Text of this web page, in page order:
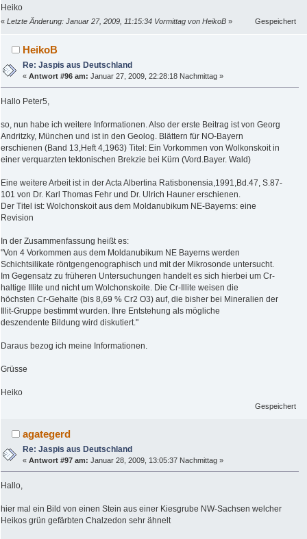
Heiko
« Letzte Änderung: Januar 27, 2009, 11:15:34 Vormittag von HeikoB » Gespeichert
HeikoB
Re: Jaspis aus Deutschland
«Antwort #96 am: Januar 27, 2009, 22:28:18 Nachmittag »
Hallo Peter5,
so, nun habe ich weitere Informationen. Also der erste Beitrag ist von Georg
Andritzky, München und ist in den Geolog. Blättern für NO-Bayern
erschienen (Band 13,Heft 4,1963) Titel: Ein Vorkommen von Wolkonskoit in
einer verquarzten tektonischen Brekzie bei Kürn (Vord.Bayer. Wald)
Eine weitere Arbeit ist in der Acta Albertina Ratisbonensia,1991,Bd.47, S.87-
101 von Dr. Karl Thomas Fehr und Dr. Ulrich Hauner erschienen.
Der Titel ist: Wolchonskoit aus dem Moldanubikum NE-Bayerns: eine
Revision
In der Zusammenfassung heißt es:
"Von 4 Vorkommen aus dem Moldanubikum NE Bayerns werden
Schichtsilikate röntgengenographisch und mit der Mikrosonde untersucht.
Im Gegensatz zu früheren Untersuchungen handelt es sich hierbei um Cr-
haltige Illite und nicht um Wolchonskoite. Die Cr-Illite weisen die
höchsten Cr-Gehalte (bis 8,69 % Cr2 O3) auf, die bisher bei Mineralien der
Illit-Gruppe bestimmt wurden. Ihre Entstehung als mögliche
deszendente Bildung wird diskutiert."
Daraus bezog ich meine Informationen.
Grüsse
Heiko
Gespeichert
agategerd
Re: Jaspis aus Deutschland
«Antwort #97 am: Januar 28, 2009, 13:05:37 Nachmittag »
Hallo,
hier mal ein Bild von einen Stein aus einer Kiesgrube NW-Sachsen welcher
Heikos grün gefärbten Chalzedon sehr ähnelt